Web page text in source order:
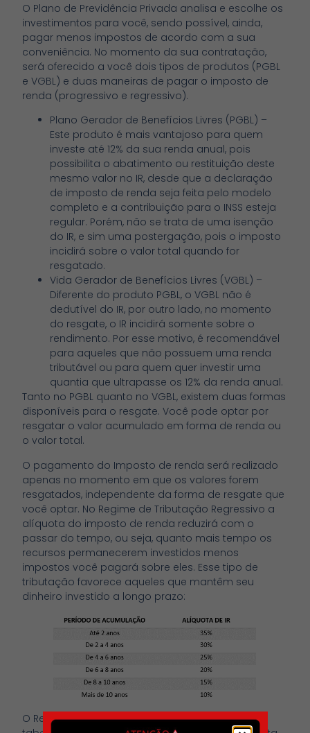
O Plano de Previdência Privada analisa e escolhe os
investimentos para você, sendo possível, ainda,
pagar menos impostos de acordo com a sua
conveniência. No momento da sua contratação,
será oferecido a você dois tipos de produtos (PGBL
e VGBL) e duas maneiras de pagar o imposto de
renda (progressivo e regressivo).
Plano Gerador de Benefícios Livres (PGBL) –
Este produto é mais vantajoso para quem
investe até 12% da sua renda anual, pois
possibilita o abatimento ou restituição deste
mesmo valor no IR, desde que a declaração
de imposto de renda seja feita pelo modelo
completo e a contribuição para o INSS esteja
regular. Porém, não se trata de uma isenção
do IR, e sim uma postergação, pois o imposto
incidirá sobre o valor total quando for
resgatado.
Vida Gerador de Benefícios Livres (VGBL) –
Diferente do produto PGBL, o VGBL não é
dedutível do IR, por outro lado, no momento
do resgate, o IR incidirá somente sobre o
rendimento. Por esse motivo, é recomendável
para aqueles que não possuem uma renda
tributável ou para quem quer investir uma
quantia que ultrapasse os 12% da renda anual.
Tanto no PGBL quanto no VGBL, existem duas formas
disponíveis para o resgate. Você pode optar por
resgatar o valor acumulado em forma de renda ou
o valor total.
O pagamento do Imposto de renda será realizado
apenas no momento em que os valores forem
resgatados, independente da forma de resgate que
você optar. No Regime de Tributação Regressivo a
alíquota do imposto de renda reduzirá com o
passar do tempo, ou seja, quanto mais tempo os
recursos permanecerem investidos menos
impostos você pagará sobre eles. Esse tipo de
tributação favorece aqueles que mantêm seu
dinheiro investido a longo prazo:
O Regime de Tributação Progressivo seguirá a